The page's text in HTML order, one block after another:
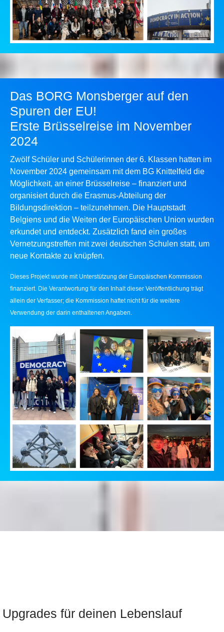
Das BORG Monsberger auf den
Spuren der EU!
Erste Brüsselreise im November
2024
Zwölf Schüler und Schülerinnen der 6. Klassen hatten im
November 2024 gemeinsam mit dem BG Knittelfeld die
Möglichkeit, an einer Brüsselreise – finanziert und
organisiert durch die Erasmus-Abteilung der
Bildungsdirektion – teilzunehmen. Die Hauptstadt
Belgiens und die Weiten der Europäischen Union wurden
erkundet und entdeckt. Zusätzlich fand ein großes
Vernetzungstreffen mit zwei deutschen Schulen statt, um
neue Kontakte zu knüpfen.
Dieses Projekt wurde mit Unterstützung der Europäischen Kommission
finanziert. Die Verantwortung für den Inhalt dieser Veröffentlichung trägt
allein der Verfasser; die Kommission haftet nicht für die weitere
Verwendung der darin enthaltenen Angaben.
Upgrades für deinen Lebenslauf